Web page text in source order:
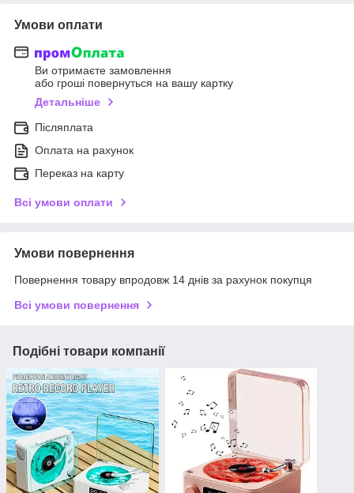
Умови оплати
Ви отримаєте замовлення
або гроші повернуться на вашу картку
Детальніше
Післяплата
Оплата на рахунок
Переказ на карту
Всі умови оплати
Умови повернення
Повернення товару впродовж 14 днів за рахунок покупця
Всі умови повернення
Подібні товари компанії